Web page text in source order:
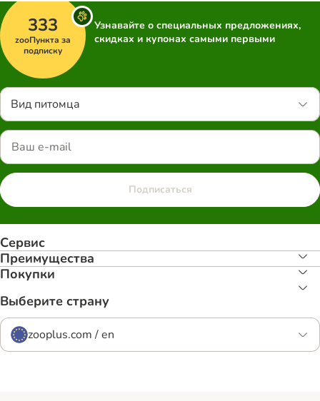
333
zooПункта за
подписку
Узнавайте о специальных предложениях,
скидках и купонах самыми первыми
Вид питомца
Подписаться
Сервис
Преимуществa
Покупки
Выберите страну
zooplus.com / en